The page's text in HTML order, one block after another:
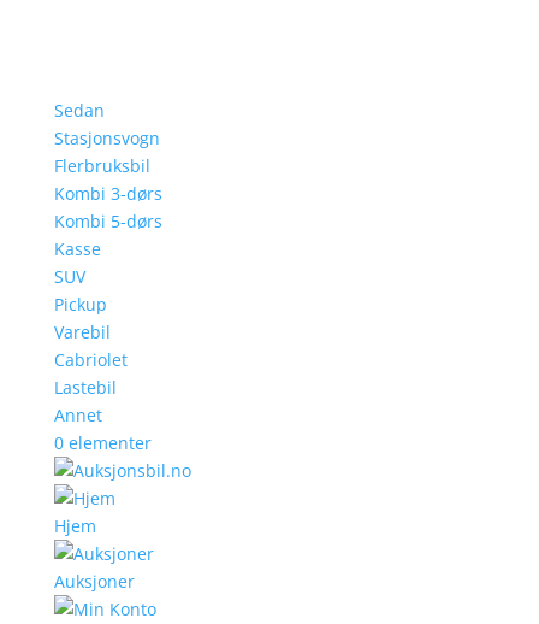
Sedan
Stasjonsvogn
Flerbruksbil
Kombi 3-dørs
Kombi 5-dørs
Kasse
SUV
Pickup
Varebil
Cabriolet
Lastebil
Annet
0 elementer
Hjem
Auksjoner